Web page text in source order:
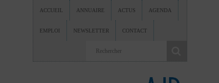
ACCUEIL ANNUAIRE ACTUS AGENDA
EMPLOI NEWSLETTER CONTACT